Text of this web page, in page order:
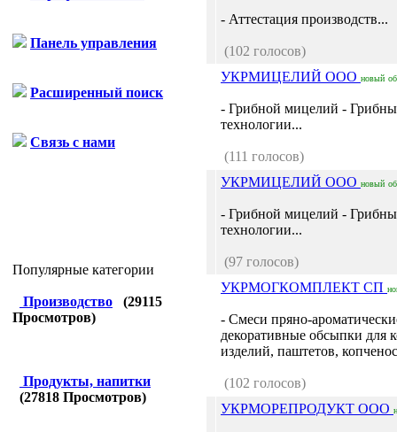
Панель управления
Расширенный поиск
Связь с нами
Популярные категории
Производство (29115
Просмотров)
Продукты, напитки
(27818 Просмотров)
- Аттестация производств...
(102 голосов)
УКРМИЦЕЛИЙ ООО новый
- Грибной мицелий -
технологии...
(111 голосов)
УКРМИЦЕЛИЙ ООО новый
- Грибной мицелий -
технологии...
(97 голосов)
УКРМОГКОМПЛЕКТ СП
- Смеси пряно-
декоративные обсыпки для
изделий, паштетов,
(102 голосов)
УКРМОРЕПРОДУКТ ООО